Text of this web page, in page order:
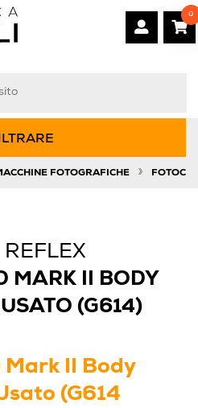
0
FOTOGRAFICHE »
MARK II BODY
(G614)
Mark II Body
(G614